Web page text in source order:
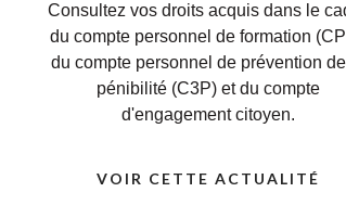
Consultez vos droits acquis dans le
du compte personnel de formation
du compte personnel de prévention
pénibilité (C3P) et du compte
d'engagement citoyen.
VOIR CETTE ACTUALITÉ